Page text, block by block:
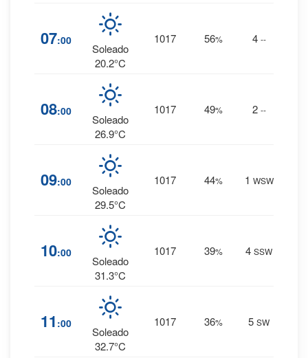
07:00
Soleado
20.2°C
1017 56% 4 --
08:00
Soleado
26.9°C
1017 49% 2 --
09:00
Soleado
29.5°C
1017 44% 1 WSW
10:00
Soleado
31.3°C
1017 39% 4 SSW
11 :00
Soleado
32.7°C
1017 36% 5 SW